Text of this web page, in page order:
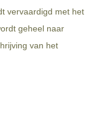
vervaardigd met het
geheel naar
van het